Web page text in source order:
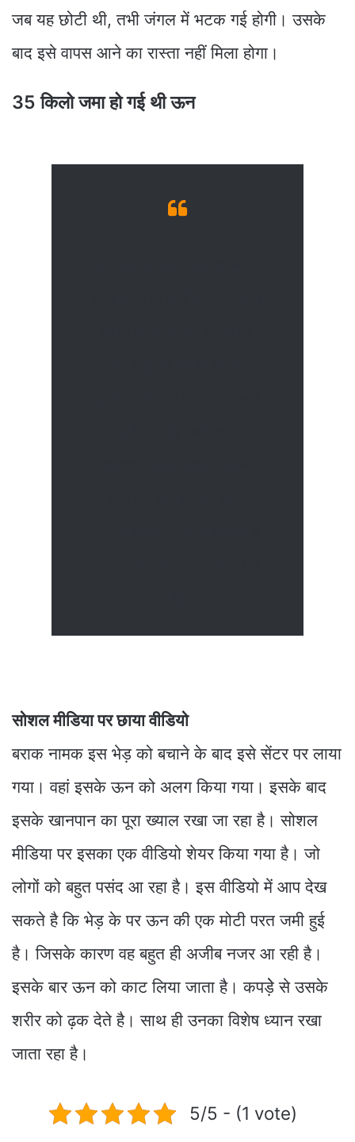
जब यह छोटी थी, तभी जंगल में भटक गई होगी। उसके
बाद इसे वापस आने का रास्‍ता नहीं मिला होगा।
35 किलो जमा हो गई थी ऊन
सोशल मीडिया पर छाया वीडियो
बराक नामक इस भेड़ को बचाने के बाद इसे सेंटर पर लाया
गया। वहां इसके ऊन को अलग किया गया। इसके बाद
इसके खानपान का पूरा ख्‍याल रखा जा रहा है। सोशल
मीडिया पर इसका एक वीडियो शेयर किया गया है। जो
लोगों को बहुत पसंद आ रहा है। इस वीडियो में आप देख
सकते है कि भेड़ के पर ऊन की एक मोटी परत जमी हुई
है। जिसके कारण वह बहुत ही अजीब नजर आ रही है।
इसके बार ऊन को काट लिया जाता है। कपड़ेे से उसके
शरीर को ढ़क देते है। साथ ही उनका विशेष ध्यान रखा
जाता रहा है।
5/5 - (1 vote)